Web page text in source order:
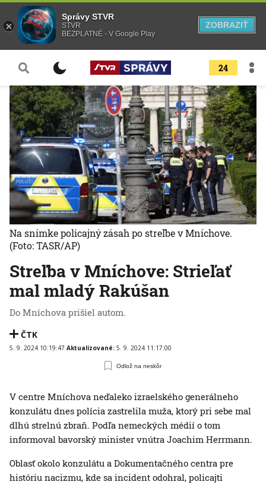
24
Streľba v Mníchove: Strieľať
mal mladý Rakúšan
Do Mníchova prišiel autom.
ČTK
5. 9. 2024 10:19:47 Aktualizované: 5. 9. 2024 11:17:00
Odlož na neskôr
Na snímke policajný zásah po streľbe v Mníchove.
(Foto: TASR/AP)
V centre Mníchova neďaleko izraelského generálneho
konzulátu dnes polícia zastrelila muža, ktorý pri sebe mal
dlhú strelnú zbraň. Podľa nemeckých médií o tom
informoval bavorský minister vnútra Joachim Herrmann.
Oblasť okolo konzulátu a Dokumentačného centra pre
históriu nacizmu, kde sa incident odohral, policajti
Správy STVR
STVR
BEZPLATNÉ - V Google Play
ZOBRAZIŤ